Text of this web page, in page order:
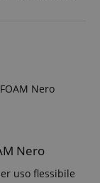
Nero
uso flessibile